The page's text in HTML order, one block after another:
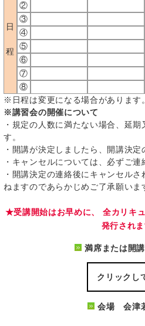
日
程
②
③
④
⑤
⑥
⑦
⑧
※日程は変更になる場合があります。
※講習会の開催について
・規定の人数に満たない場合、延
す。
・開講が決定しましたら、開講決定
・キャンセルについては、必ずご連
・開講決定の連絡後にキャンセル
ねますのであらかじめご了承願いま
★受講開始はお早めに、 全カリキ
発行されま
満席または開
クリックし
会場 会津